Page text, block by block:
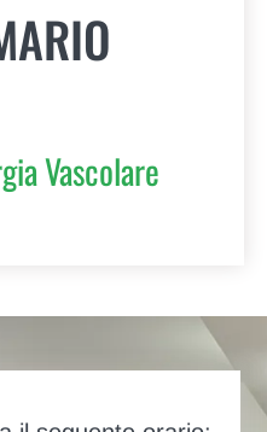
Vascolare